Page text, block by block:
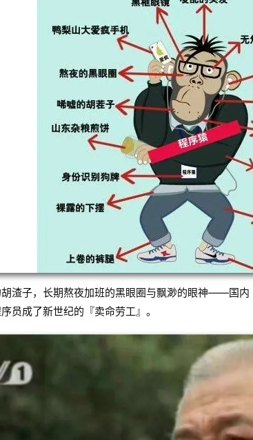
渣子，长期熬夜加班的黑眼圈与飘渺的眼神——国
员成了新世纪的『卖命劳工』。